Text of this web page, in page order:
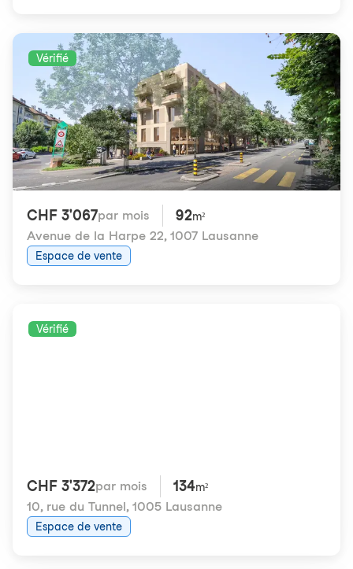
Vérifié
CHF 3'067par mois 92m²
Avenue de la Harpe 22, 1007 Lausanne
Espace de vente
Vérifié
CHF 3'372par mois 134m²
10, rue du Tunnel, 1005 Lausanne
Espace de vente